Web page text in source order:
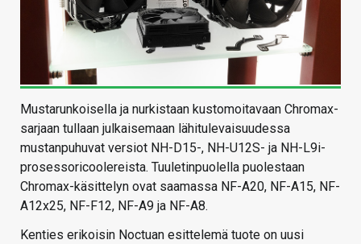
Mustarunkoisella ja nurkistaan kustomoitavaan Chromax-
sarjaan tullaan julkaisemaan lähitulevaisuudessa
mustanpuhuvat versiot NH-D15-, NH-U12S- ja NH-L9i-
prosessoricoolereista. Tuuletinpuolella puolestaan
Chromax-käsittelyn ovat saamassa NF-A20, NF-A15, NF-
A12x25, NF-F12, NF-A9 ja NF-A8.
Kenties erikoisin Noctuan esittelemä tuote on uusi